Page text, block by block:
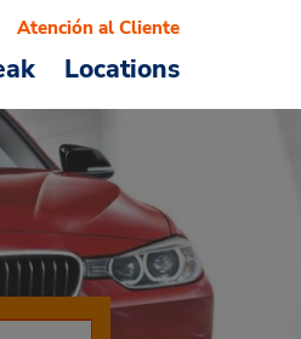
Locations
Atención al Cliente